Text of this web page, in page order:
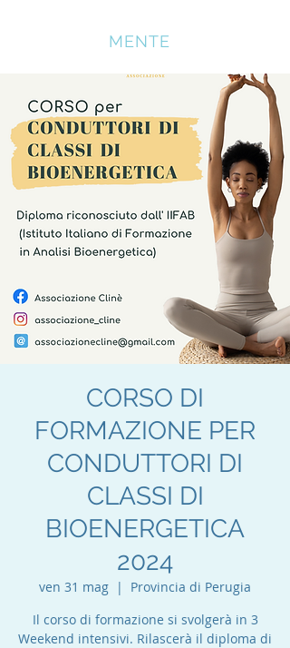
MENTE
CORSO DI
FORMAZIONE PER
CONDUTTORI DI
CLASSI DI
BIOENERGETICA
2024
ven 31 mag
  |
Provincia di Perugia
Il corso di formazione si svolgerà in 3
Weekend intensivi. Rilascerà il diploma di